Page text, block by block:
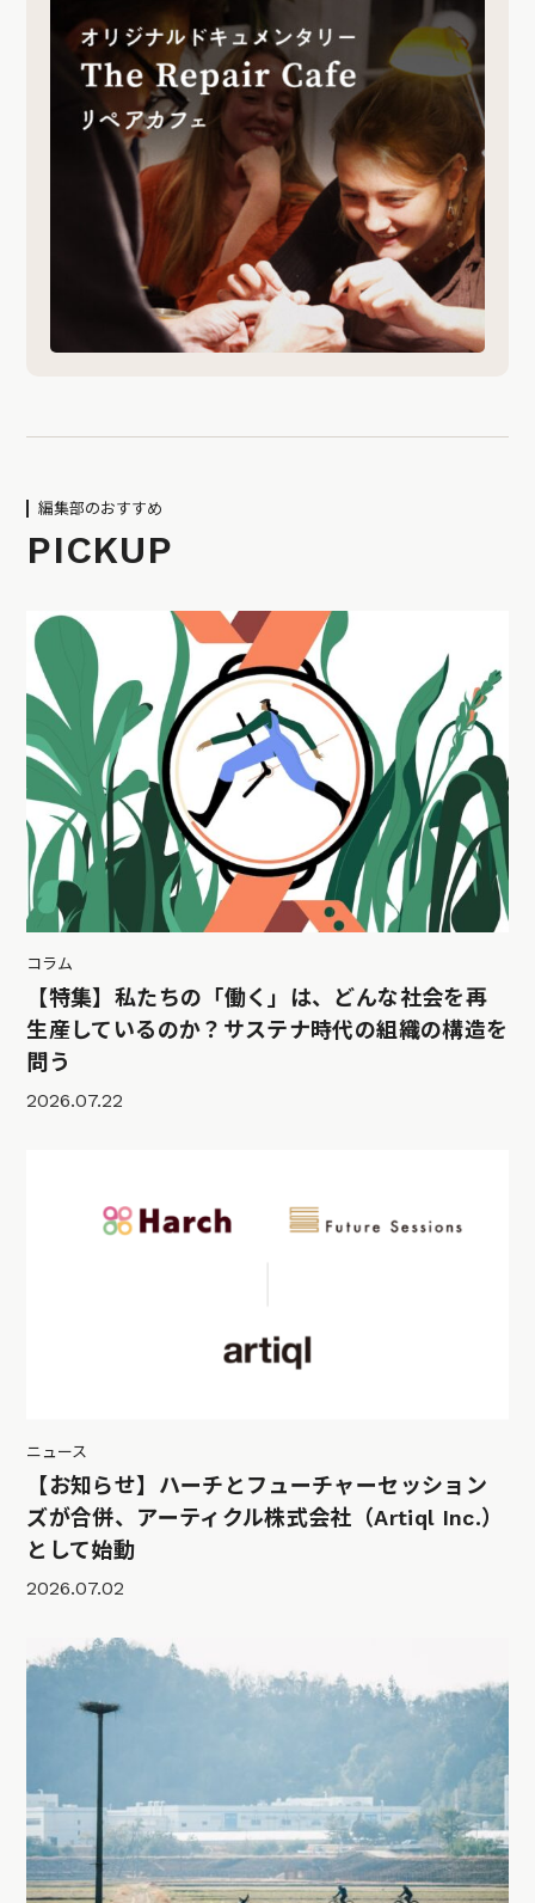
編集部のおすすめ
PICKUP
コラム
【特集】私たちの「働く」は、どんな社会を再
生産しているのか？サステナ時代の組織の構造を
問う
2026.07.22
ニュース
【お知らせ】ハーチとフューチャーセッション
ズが合併、アーティクル株式会社（Artiql Inc.）
として始動
2026.07.02